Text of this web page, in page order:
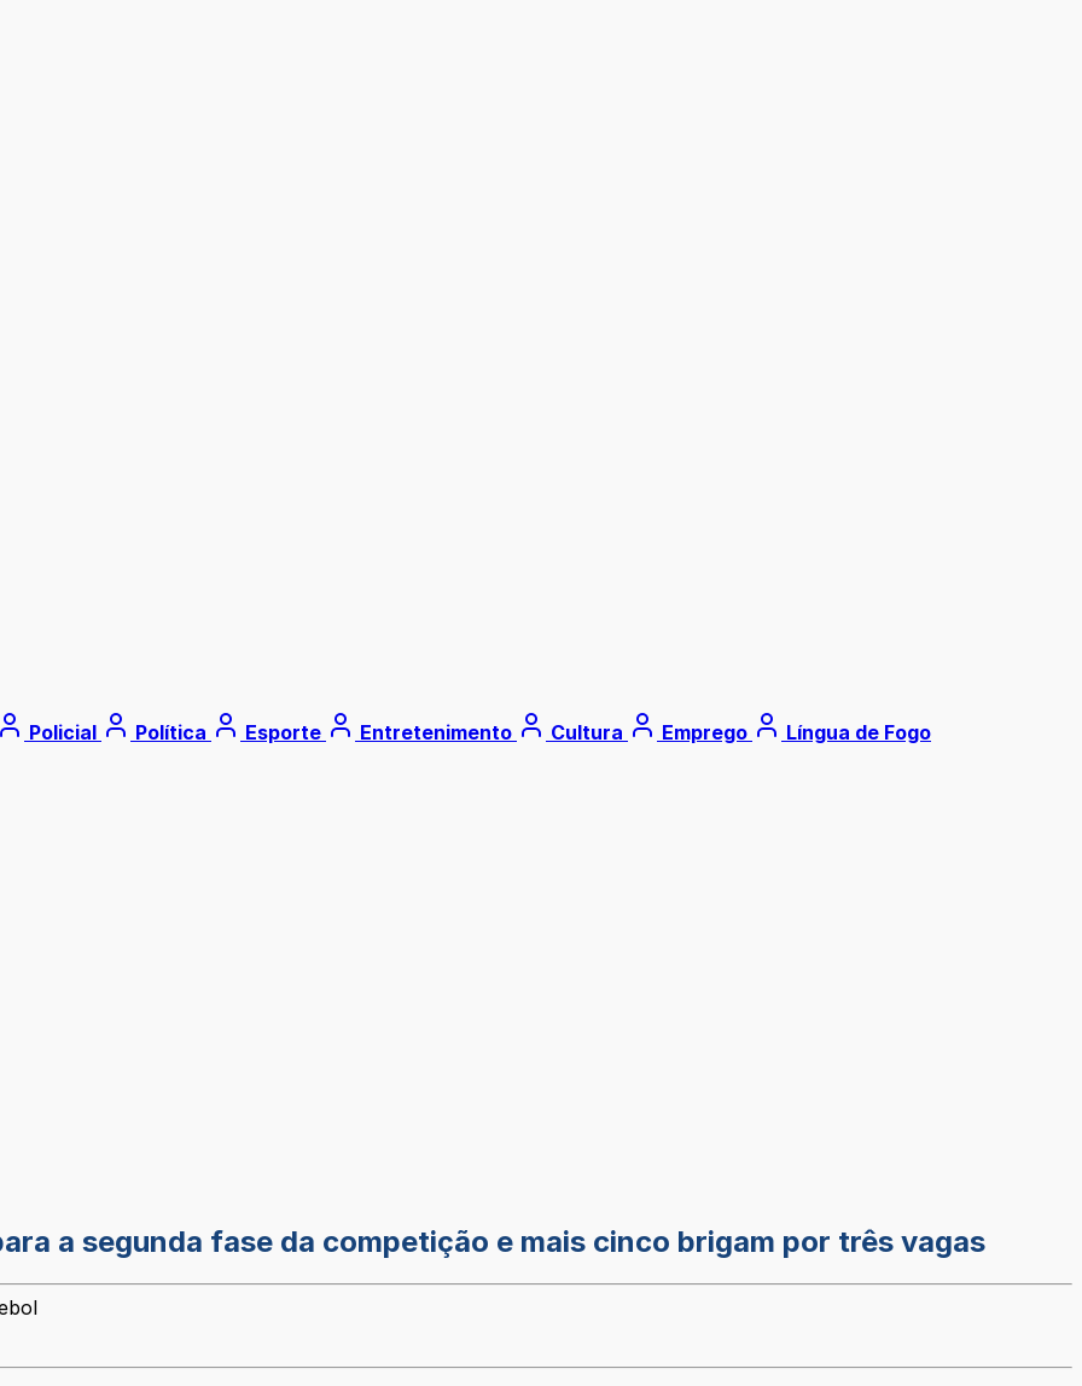
Policial Política Esporte Entretenimento Cultura Emprego Língua de Fogo
a segunda fase da competição e mais cinco brigam por três vagas